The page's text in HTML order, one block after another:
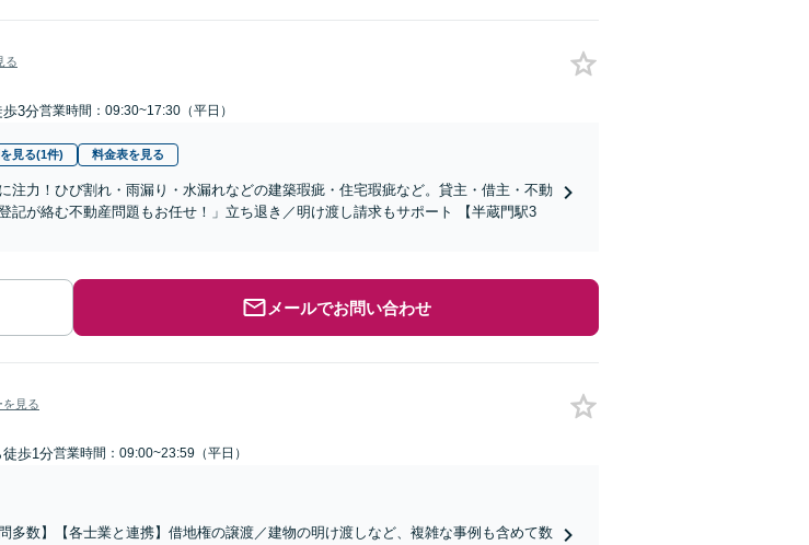
る
歩3分営業時間：09:30~17:30（平日）
見る(1件) 料金表を見る
注力！ひび割れ・雨漏り・水漏れなどの建築瑕疵・住宅瑕疵など。貸主・借主・不動
記が絡む不動産問題もお任せ！」立ち退き／明け渡し請求もサポート 【半蔵門駅3
メールでお問い合わせ
を見る
徒歩1分営業時間：09:00~23:59（平日）
多数】【各士業と連携】借地権の譲渡／建物の明け渡しなど、複雑な事例も含めて数